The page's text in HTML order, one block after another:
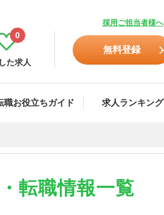
採用ご担当者様へ
た求人
0
無料登録
職お役立ちガイド 求人ランキング
転職情報一覧